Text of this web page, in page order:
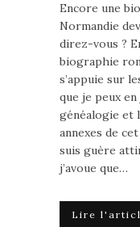
Encore une
Normandie
direz-vous ?
biographie
s’appuie sur
que je peux
généalogie et
annexes de
suis guère
j’avoue que…
Lire